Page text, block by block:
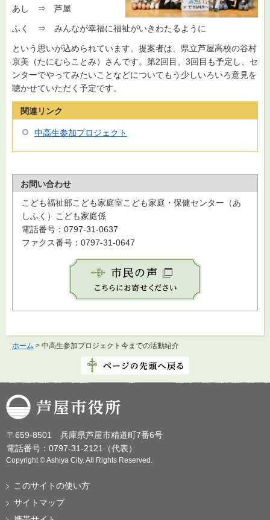
あし ⇒ 芦屋
ふく ⇒ みんなが幸福に福祉がいきわたるように
という思いが込められています。提案者は、県立芦屋高校の谷村
京美（たにむらことみ）さんです。第2回目、3回目も予定し、セ
ンターでやってみたいことなどについてもう少しいろいろ意見を
聴かせていただく予定です。
関連リンク
中高生参加プロジェクト
お問い合わせ
こども福祉部こども家庭室こども家庭・保健センター（あ
しふく）こども家庭係
電話番号：0797-31-0637
ファクス番号：0797-31-0647
ホーム > 中高生参加プロジェクト今までの活動紹介
芦屋市役所
〒659-8501 兵庫県芦屋市精道町7番6号
電話番号：0797-31-2121（代表）
Copyright © Ashiya City. All Rights Reserved.
このサイトの使い方
サイトマップ